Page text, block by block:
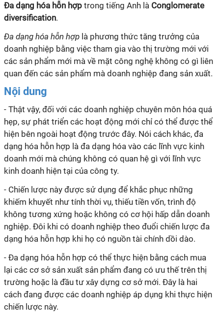
Đa dạng hóa hỗn hợp trong tiếng Anh là Conglomerate
diversification.
Đa dạng hóa hỗn hợp là phương thức tăng trưởng của
doanh nghiệp bằng việc tham gia vào thị trường mới với
các sản phẩm mới mà về mặt công nghệ không có gì liên
quan đến các sản phẩm mà doanh nghiệp đang sản xuất.
Nội dung
- Thật vậy, đối với các doanh nghiệp chuyên môn hóa quá
hẹp, sự phát triển các hoạt động mới chỉ có thể được thể
hiện bên ngoài hoạt động trước đây. Nói cách khác, đa
dạng hóa hỗn hợp là đa dạng hóa vào các lĩnh vực kinh
doanh mới mà chúng không có quan hệ gì với lĩnh vực
kinh doanh hiện tại của công ty.
- Chiến lược này được sử dụng để khắc phục những
khiếm khuyết như tính thời vụ, thiếu tiền vốn, trình độ
không tương xứng hoặc không có cơ hội hấp dẫn doanh
nghiệp. Đôi khi có doanh nghiệp theo đuổi chiến lược đa
dạng hóa hỗn hợp khi họ có nguồn tài chính dồi dào.
- Đa dạng hóa hỗn hợp có thể thực hiện bằng cách mua
lại các cơ sở sản xuất sản phẩm đang có ưu thế trên thị
trường hoặc là đầu tư xây dựng cơ sở mới. Đây là hai
cách đang được các doanh nghiệp áp dụng khi thực hiện
chiến lược này.